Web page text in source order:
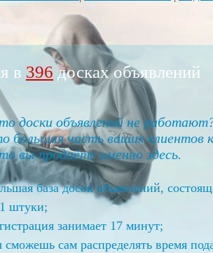
в 445 досках объявлений
доски объявлений не
большая часть ваших клиентов
вы продаёте именно здесь.
база досок объявлений,
штуки;
занимает 17 минут;
сможешь сам распределять время